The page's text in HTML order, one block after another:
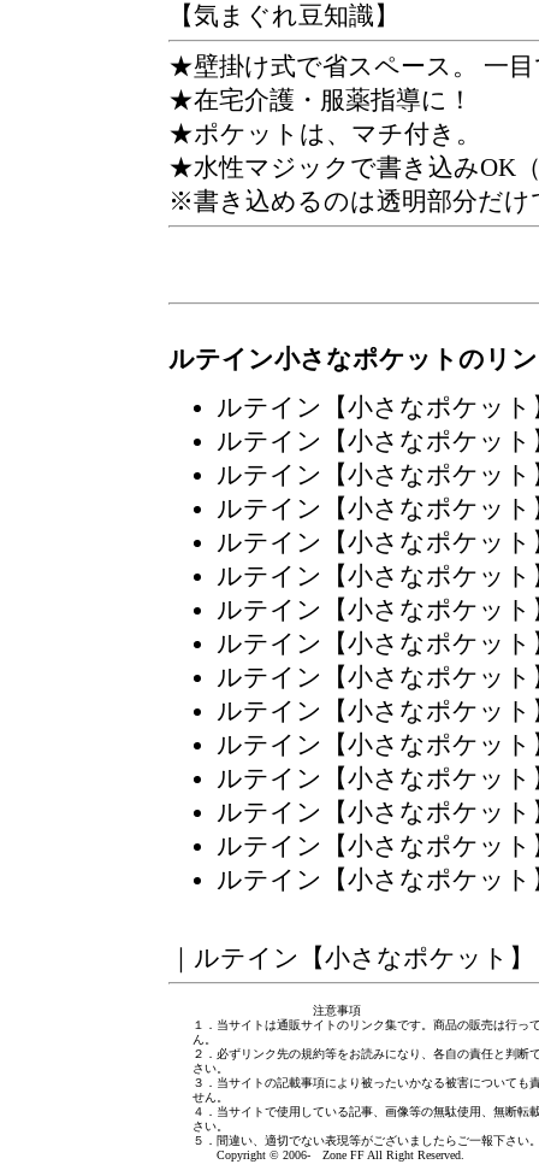
【気まぐれ豆知識】
★壁掛け式で省スペース。 一
★在宅介護・服薬指導に！
★ポケットは、マチ付き。
★水性マジックで書き込みOK
※書き込めるのは透明部分だけ
ルテイン小さなポケットのリ
ルテイン【小さなポケッ
ルテイン【小さなポケッ
ルテイン【小さなポケッ
ルテイン【小さなポケッ
ルテイン【小さなポケッ
ルテイン【小さなポケッ
ルテイン【小さなポケッ
ルテイン【小さなポケッ
ルテイン【小さなポケッ
ルテイン【小さなポケッ
ルテイン【小さなポケッ
ルテイン【小さなポケッ
ルテイン【小さなポケッ
ルテイン【小さなポケッ
ルテイン【小さなポケッ
｜ ルテイン【小さなポケット】
注意事項
１．当サイトは通販サイトのリンク集です。商品の販売は行っ
ん。
２．必ずリンク先の規約等をお読みになり、各自の責任と判断
さい。
３．当サイトの記載事項により被ったいかなる被害についても
せん。
４．当サイトで使用している記事、画像等の無駄使用、無断転
さい。
５．間違い、適切でない表現等がございましたら ご一報下さい
Copyright © 2006- Zone FF All Right Reserved.